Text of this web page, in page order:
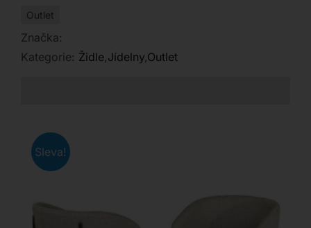
Sleva!
Outlet
Značka:
Kategorie: Židle,Jídelny,Outlet